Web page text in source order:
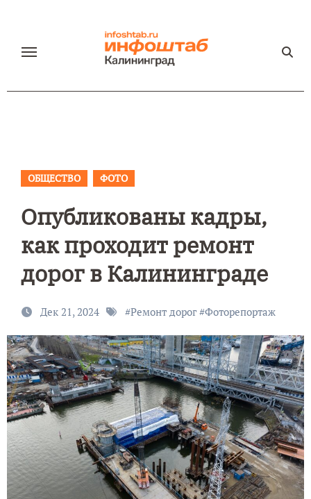
содержанию
ОБЩЕСТВО ФОТО
Опубликованы кадры,
как проходит ремонт
дорог в Калининграде
Дек 21, 2024 #Ремонт дорог#Фоторепортаж